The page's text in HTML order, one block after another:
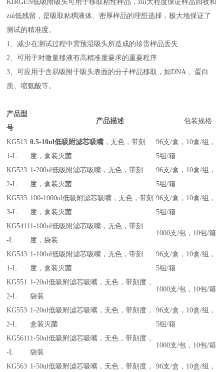
KIRGEN低吸附吸头可用于移取粘性样品，zui大程度保证样品回收和
zui低残留，是吸取粘稠液体、密厚样品的理想选择，极大地保证了
测试的精准度。
1、减少在测试过程中需预湿吸头所造成的珍贵样品丢失
2、可用于对微量移液有高精准度要求的重要程序
3、可应用于含易吸附于吸头表面的分子样品移取，如DNA 、蛋白
质、缩氨酸等。
产品型
号
产品描述 包装规格
KG513
1-L
0.5-10ul低吸附滤芯吸嘴，无色，带刻
度，盒装灭菌
96支/盒，10盒/组，
5组/箱
KG523
2-L
1-200ul低吸附滤芯吸嘴，无色，带刻
度，盒装灭菌
96支/盒，10盒/组，
5组/箱
KG533
3-L
100-1000ul低吸附滤芯吸嘴，无色，带刻
度，盒装灭菌
96支/盒，10盒/组，
5组/箱
KG5411
-L
1-100ul低吸附滤芯吸嘴，无色，带刻
度，袋装
1000支/包，10包/箱
KG543
1-L
1-100ul低吸附滤芯吸嘴，无色，带刻
度，盒装灭菌
96支/盒，10盒/组，
5组/箱
KG551
2-L
1-20ul低吸附滤芯吸嘴，无色，带刻度，
袋装
1000支/包，10包/箱
KG553
2-L
1-20ul低吸附滤芯吸嘴，无色，带刻度，
盒装灭菌
96支/盒，10盒/组，
5组/箱
KG5611
-L
1-50ul低吸附滤芯吸嘴，无色，带刻度，
袋装
1000支/包，10包/箱
KG563 1-50ul低吸附滤芯吸嘴，无色，带刻度，
96支/盒，10盒/组，